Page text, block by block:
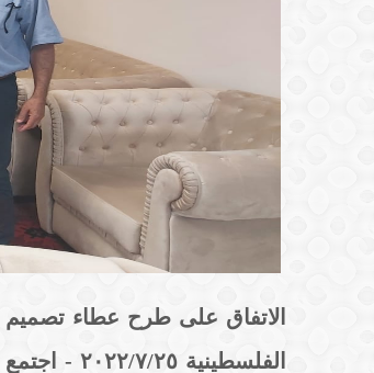
الاتفاق على طرح عطاء